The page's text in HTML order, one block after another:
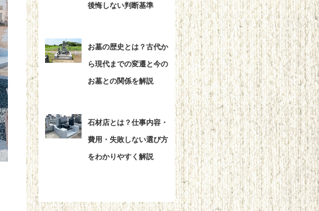
後悔しない判断基準
お墓の歴史とは？古代か
ら現代までの変遷と今の
お墓との関係を解説
石材店とは？仕事内容・
費用・失敗しない選び方
をわかりやすく解説